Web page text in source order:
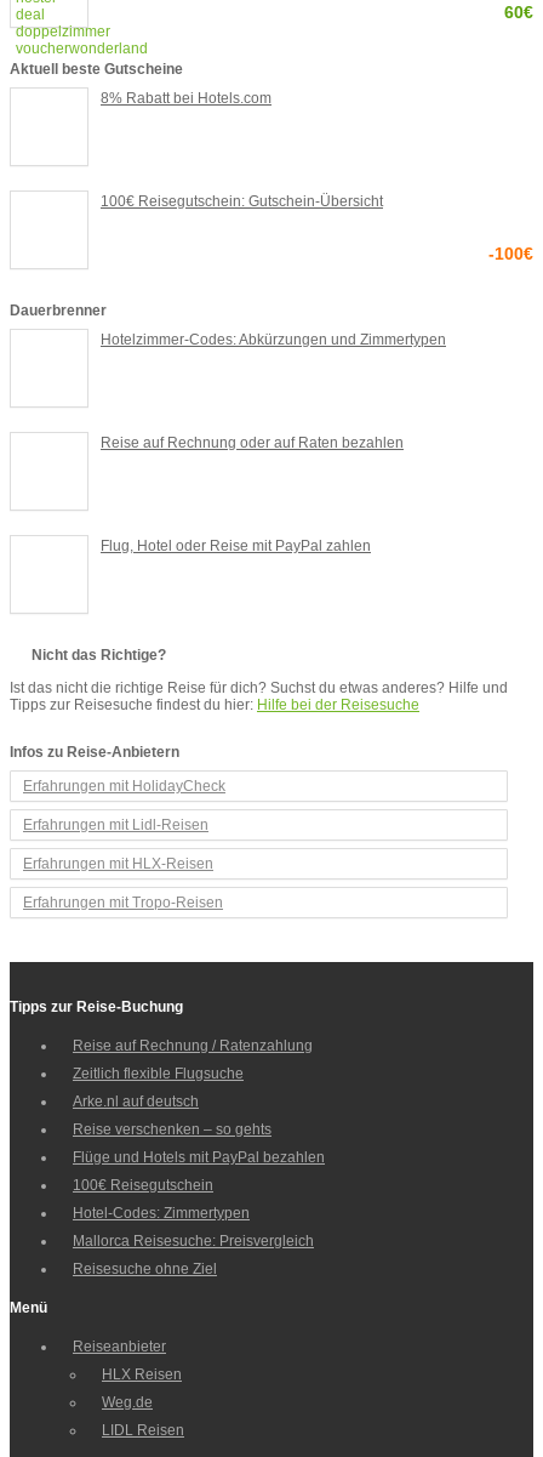
60€
Aktuell beste Gutscheine
8% Rabatt bei Hotels.com
100€ Reisegutschein: Gutschein-Übersicht
-100€
Dauerbrenner
Hotelzimmer-Codes: Abkürzungen und Zimmertypen
Reise auf Rechnung oder auf Raten bezahlen
Flug, Hotel oder Reise mit PayPal zahlen
Nicht das Richtige?
Ist das nicht die richtige Reise für dich? Suchst du etwas anderes? Hilfe und
Tipps zur Reisesuche findest du hier: Hilfe bei der Reisesuche
Infos zu Reise-Anbietern
Erfahrungen mit HolidayCheck
Erfahrungen mit Lidl-Reisen
Erfahrungen mit HLX-Reisen
Erfahrungen mit Tropo-Reisen
Tipps zur Reise-Buchung
Reise auf Rechnung / Ratenzahlung
Zeitlich flexible Flugsuche
Arke.nl auf deutsch
Reise verschenken – so gehts
Flüge und Hotels mit PayPal bezahlen
100€ Reisegutschein
Hotel-Codes: Zimmertypen
Mallorca Reisesuche: Preisvergleich
Reisesuche ohne Ziel
Menü
Reiseanbieter
HLX Reisen
Weg.de
LIDL Reisen